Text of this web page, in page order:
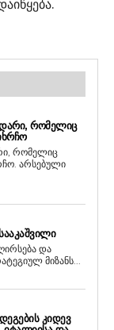
ᲠᲝᲛᲔᲚᲘᲪ
რომელიც
არსებული
და
მიზანს...
ᲙᲘᲓᲔᲕ